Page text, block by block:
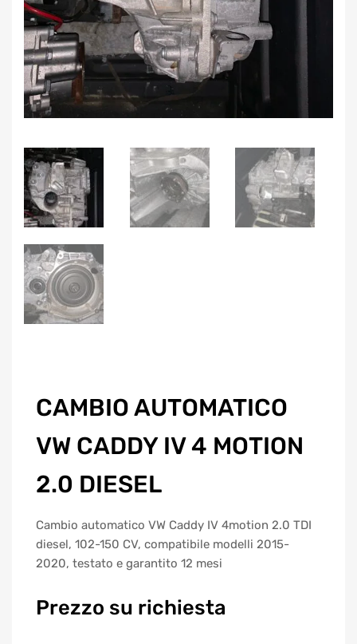
CAMBIO AUTOMATICO
VW CADDY IV 4 MOTION
2.0 DIESEL
Cambio automatico VW Caddy IV 4motion 2.0 TDI
diesel, 102-150 CV, compatibile modelli 2015-
2020, testato e garantito 12 mesi
Prezzo su richiesta